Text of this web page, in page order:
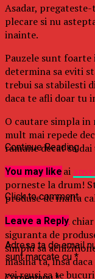
Asadar,
plecare si nu
inainte.
Pauzele sunt
determina sa eviti
trebui sa stabilesti
daca te afli doar tu
O cautare simpla
mult mai repede
ramane decat sa
Verifica daca ai
porneste la drum!
produse de inalta
Daca nu, cauta
siguranta de
simplu sa
masina ta, insa
vei reusi sa te
Continue Reading
You may like
Click to comment
Leave a Reply
Adresa ta de email
sunt marcate cu *